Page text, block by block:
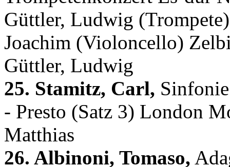
Güttler, Ludwig
Joachim (Violoncello)
Güttler, Ludwig
25. Stamitz, Carl,
- Presto (Satz 3) London
Matthias
26. Albinoni, Tomaso,